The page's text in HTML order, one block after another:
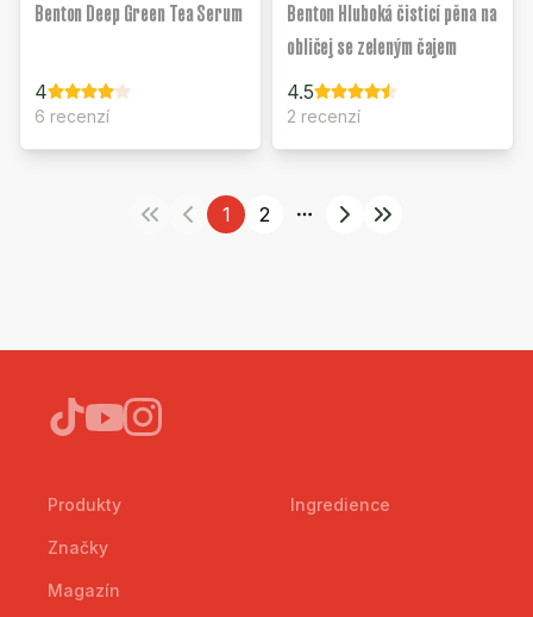
Benton Deep Green Tea Serum
4
6 recenzí
Benton Hluboká čisticí pěna na
obličej se zeleným čajem
4.5
2 recenzí
1 2
More pages
Produkty
Značky
Magazín
Ingredience